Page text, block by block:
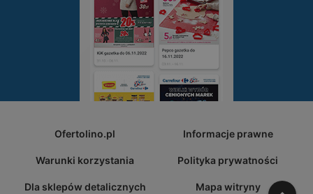
Ofertolino.pl Informacje prawne
Warunki korzystania Polityka prywatności
Dla sklepów detalicznych Mapa witryny